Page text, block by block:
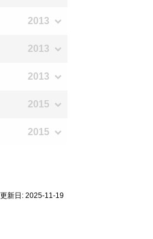
2013
2013
2013
2015
2015
新日: 2025-11-19